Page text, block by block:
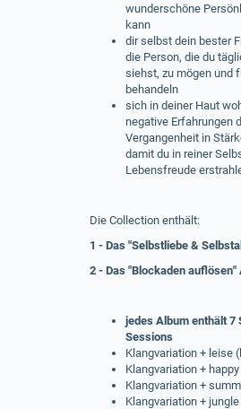
wunderschöne
kann
dir selbst dein bester
die Person, die du
siehst, zu mögen und
behandeln
sich in deiner Haut
negative Erfahrungen
Vergangenheit in
damit du in reiner
Lebensfreude
Die Collection enthält:
1 - Das "Selbstliebe &
2 - Das "Blockaden auflösen"
jedes Album enthält 7
Sessions
Klangvariation + leise
Klangvariation +
Klangvariation +
Klangvariation +